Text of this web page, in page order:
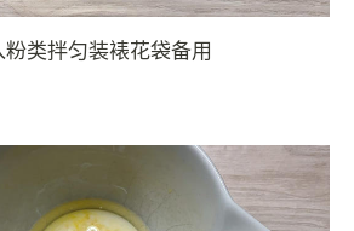
类拌匀装裱花袋备用